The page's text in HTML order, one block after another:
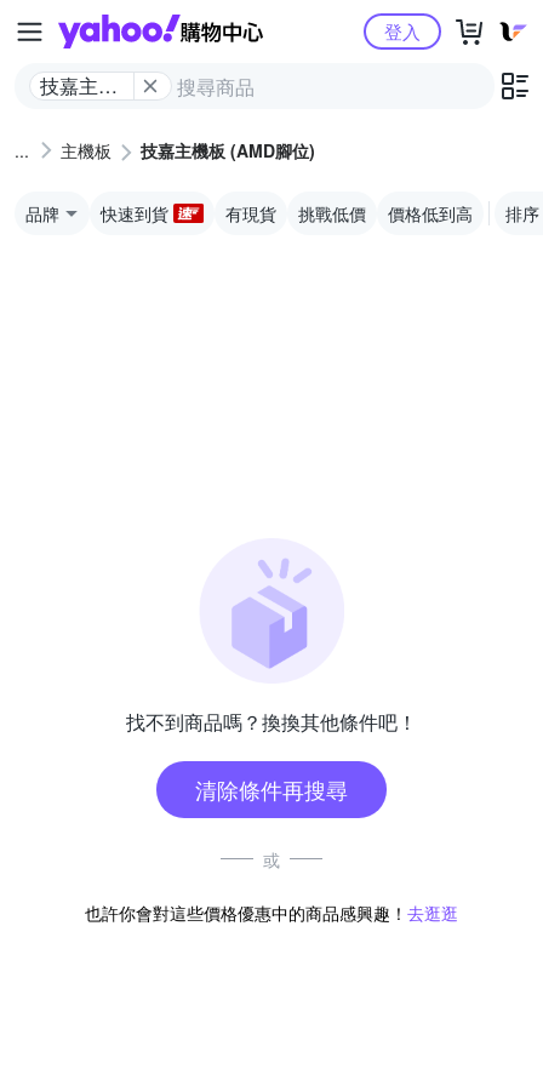
Yahoo購物中心
技嘉主機
腳位)
登入
主機板 技嘉主機板 (AMD腳位)
品牌 快速到貨 有現貨 挑戰低價 價格低到高 排序
找不到商品嗎？換換其他條件吧！
清除條件再搜尋
或
也許你會對這些價格優惠中的商品感興趣！ 去逛逛